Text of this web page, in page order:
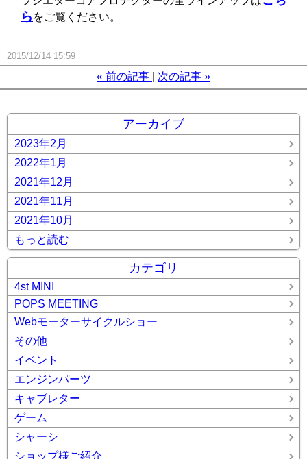
ら をご覧ください。
2015/12/14 15:59
« 前の記事 次の記事 »
アーカイブ
2023年2月
2022年1月
2021年12月
2021年11月
2021年10月
もっと読む
カテゴリ
4st MINI
POPS MEETING
Webモーターサイクルショー
その他
イベント
エンジンパーツ
キャブレター
ゲーム
シャーシ
ショップ様ご紹介